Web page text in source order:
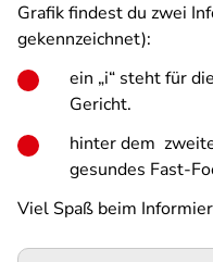
Grafik findest du zwei
gekennzeichnet):
ein „i“ steht für
Gericht.
hinter dem
gesundes Fast-
Viel Spaß beim